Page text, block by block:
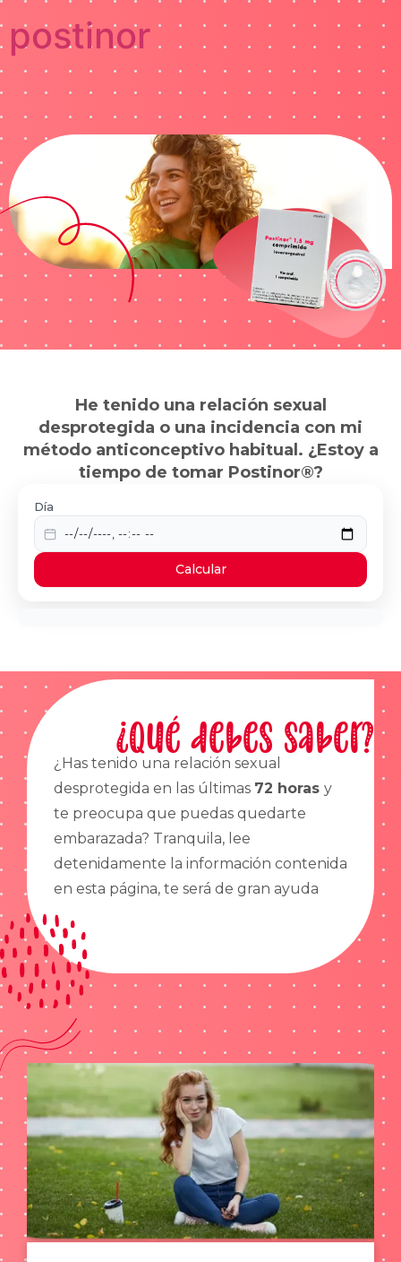
postinor
He tenido una relación sexual
desprotegida o una incidencia con mi
método anticonceptivo habitual. ¿Estoy a
tiempo de tomar Postinor®?
Día
Calcular
¿Qué debes saber?
¿Has tenido una relación sexual
desprotegida en las últimas 72 horas y
te preocupa que puedas quedarte
embarazada? Tranquila, lee
detenidamente la información contenida
en esta página, te será de gran ayuda